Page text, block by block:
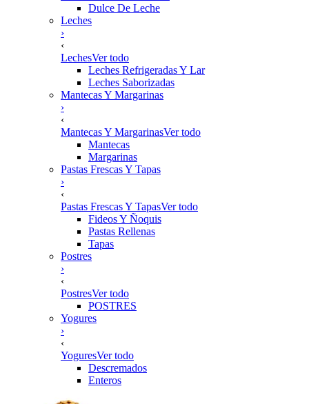
Dulce De Leche
Leches
›
‹
LechesVer todo
Leches Refrigeradas Y Lar
Leches Saborizadas
Mantecas Y Margarinas
›
‹
Mantecas Y MargarinasVer todo
Mantecas
Margarinas
Pastas Frescas Y Tapas
›
‹
Pastas Frescas Y TapasVer todo
Fideos Y Ñoquis
Pastas Rellenas
Tapas
Postres
›
‹
PostresVer todo
POSTRES
Yogures
›
‹
YoguresVer todo
Descremados
Enteros